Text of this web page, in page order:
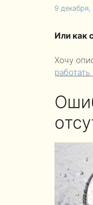
9 декабря,
Или как
Хочу